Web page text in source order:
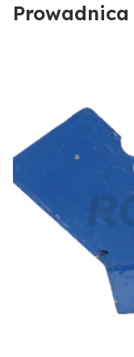
Prowadnica